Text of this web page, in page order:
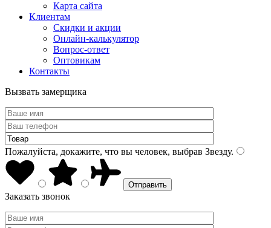
Карта сайта
Клиентам
Скидки и акции
Онлайн-калькулятор
Вопрос-ответ
Оптовикам
Контакты
Вызвать замерщика
Пожалуйста, докажите, что вы человек, выбрав Звезду.
Заказать звонок